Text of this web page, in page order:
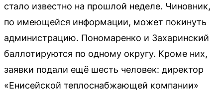
стало известно на прошлой неделе. Чиновник,
по имеющейся информации, может покинуть
администрацию. Пономаренко и Захаринский
баллотируются по одному округу. Кроме них,
заявки подали ещё шесть человек: директор
«Енисейской теплоснабжающей компании»